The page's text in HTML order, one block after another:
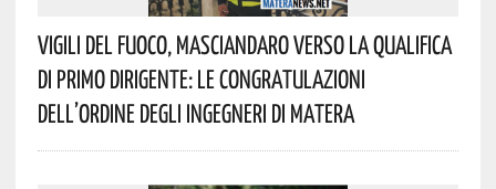
Vigili Del Fuoco, Masciandaro Verso La Qualifica
Di Primo Dirigente: Le Congratulazioni
Dell’Ordine Degli Ingegneri Di Matera